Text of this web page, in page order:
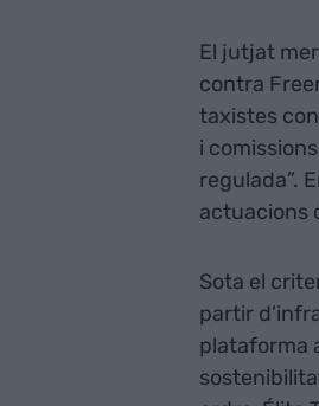
El jutjat
contra
taxistes
i
regulada”.
actuacions
Sota el
partir
plataforma